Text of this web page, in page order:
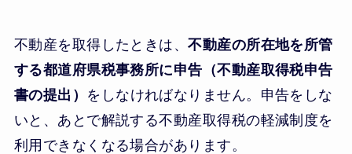
不動産を取得したときは、不動産の所在地を所管
する都道府県税事務所に申告（不動産取得税申告
書の提出） をしなければなりません。申告をしな
いと、あとで解説する不動産取得税の軽減制度を
利用できなくなる場合があります。